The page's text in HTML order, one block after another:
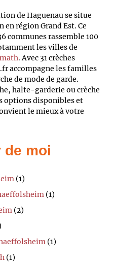
de Haguenau se situe
région Grand Est. Ce
communes rassemble 100
les villes de
. Avec 31 crèches
accompagne les familles
de mode de garde.
halte-garderie ou crèche
options disponibles et
le mieux à votre
de moi
(1)
(1)
(2)
(1)
(1)